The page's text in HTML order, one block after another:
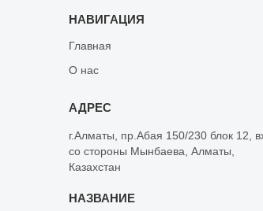
НАВИГАЦИЯ
Главная
О нас
г.Алматы, пр.Абая 150/230 блок 12,
со стороны Мынбаева, Алматы,
Казахстан